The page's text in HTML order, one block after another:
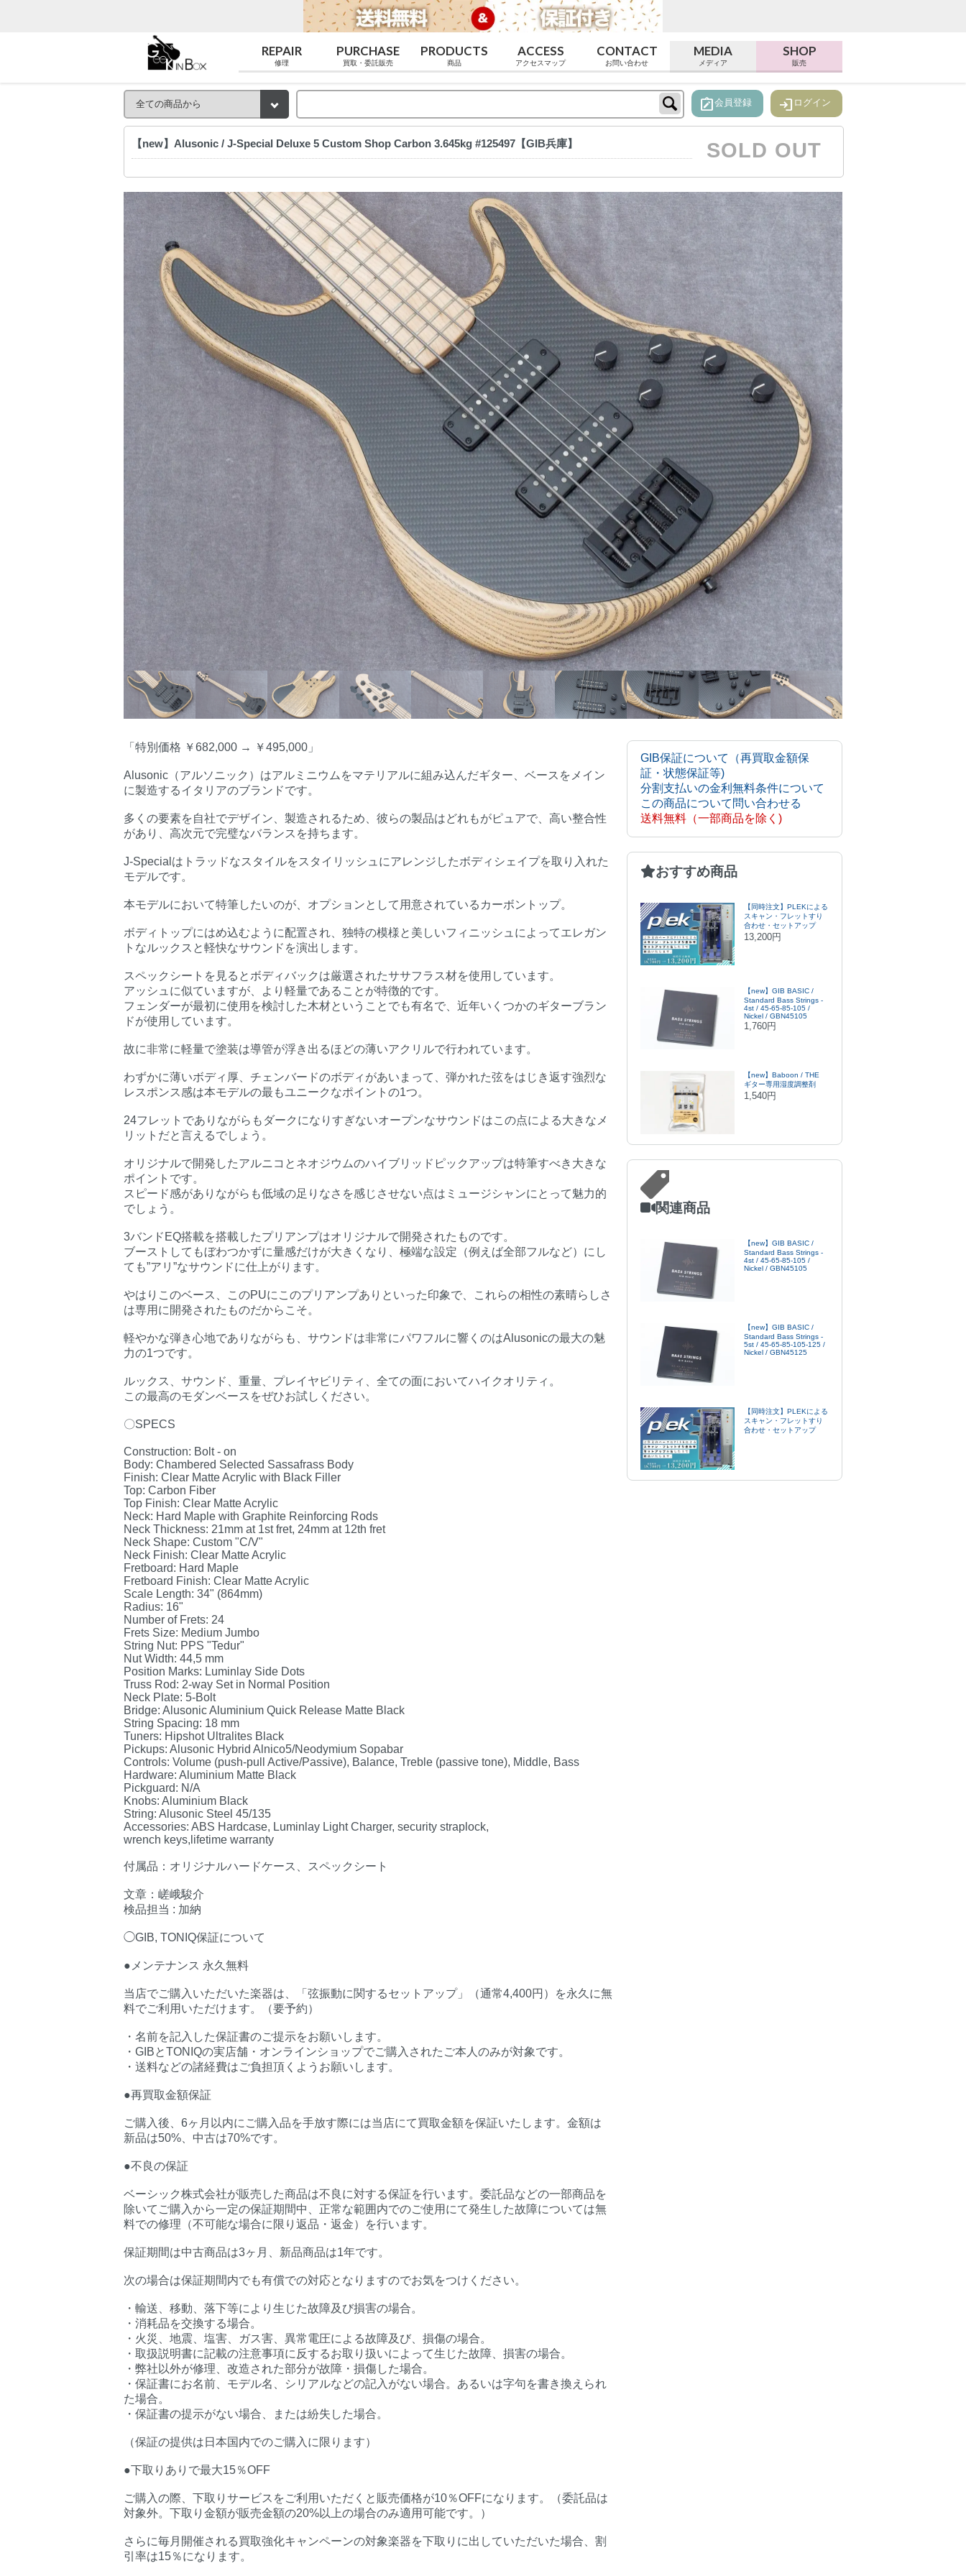
REPAIR
修理
PURCHASE
買取・委託販売
PRODUCTS
商品
ACCESS
アクセスマップ
CONTACT
お問い合わせ
MEDIA
メディア
SHOP
販売
note_alt会員登録 login ログイン
【new】Alusonic / J-Special Deluxe 5 Custom Shop Carbon 3.645kg #125497【GIB兵庫】 SOLD OUT
「特別価格 ￥682,000 → ￥495,000」
Alusonic（アルソニック）はアルミニウムをマテリアルに組み込んだギター、ベースをメイン
に製造するイタリアのブランドです。
多くの要素を自社でデザイン、製造されるため、彼らの製品はどれもがピュアで、高い整合性
があり、高次元で完璧なバランスを持ちます。
J-Specialはトラッドなスタイルをスタイリッシュにアレンジしたボディシェイプを取り入れた
モデルです。
本モデルにおいて特筆したいのが、オプションとして用意されているカーボントップ。
ボディトップにはめ込むように配置され、独特の模様と美しいフィニッシュによってエレガン
トなルックスと軽快なサウンドを演出します。
スペックシートを見るとボディバックは厳選されたササフラス材を使用しています。
アッシュに似ていますが、より軽量であることが特徴的です。
フェンダーが最初に使用を検討した木材ということでも有名で、近年いくつかのギターブラン
ドが使用しています。
故に非常に軽量で塗装は導管が浮き出るほどの薄いアクリルで行われています。
わずかに薄いボディ厚、チェンバードのボディがあいまって、弾かれた弦をはじき返す強烈な
レスポンス感は本モデルの最もユニークなポイントの1つ。
24フレットでありながらもダークになりすぎないオープンなサウンドはこの点による大きなメ
リットだと言えるでしょう。
オリジナルで開発したアルニコとネオジウムのハイブリッドピックアップは特筆すべき大きな
ポイントです。
スピード感がありながらも低域の足りなさを感じさせない点はミュージシャンにとって魅力的
でしょう。
3バンドEQ搭載を搭載したプリアンプはオリジナルで開発されたものです。
ブーストしてもぼわつかずに量感だけが大きくなり、極端な設定（例えば全部フルなど）にし
ても”アリ”なサウンドに仕上がります。
やはりこのベース、このPUにこのプリアンプありといった印象で、これらの相性の素晴らしさ
は専用に開発されたものだからこそ。
軽やかな弾き心地でありながらも、サウンドは非常にパワフルに響くのはAlusonicの最大の魅
力の1つです。
ルックス、サウンド、重量、プレイヤビリティ、全ての面においてハイクオリティ。
この最高のモダンベースをぜひお試しください。
〇SPECS
Construction: Bolt - on
Body: Chambered Selected Sassafrass Body
Finish: Clear Matte Acrylic with Black Filler
Top: Carbon Fiber
Top Finish: Clear Matte Acrylic
Neck: Hard Maple with Graphite Reinforcing Rods
Neck Thickness: 21mm at 1st fret, 24mm at 12th fret
Neck Shape: Custom "C/V"
Neck Finish: Clear Matte Acrylic
Fretboard: Hard Maple
Fretboard Finish: Clear Matte Acrylic
Scale Length: 34" (864mm)
Radius: 16"
Number of Frets: 24
Frets Size: Medium Jumbo
String Nut: PPS "Tedur"
Nut Width: 44,5 mm
Position Marks: Luminlay Side Dots
Truss Rod: 2-way Set in Normal Position
Neck Plate: 5-Bolt
Bridge: Alusonic Aluminium Quick Release Matte Black
String Spacing: 18 mm
Tuners: Hipshot Ultralites Black
Pickups: Alusonic Hybrid Alnico5/Neodymium Sopabar
Controls: Volume (push-pull Active/Passive), Balance, Treble (passive tone), Middle, Bass
Hardware: Aluminium Matte Black
Pickguard: N/A
Knobs: Aluminium Black
String: Alusonic Steel 45/135
Accessories: ABS Hardcase, Luminlay Light Charger, security straplock,
wrench keys,lifetime warranty
付属品：オリジナルハードケース、スペックシート
文章：嵯峨駿介
検品担当 : 加納
◯GIB, TONIQ保証について
●メンテナンス 永久無料
当店でご購入いただいた楽器は、「弦振動に関するセットアップ」（通常4,400円）を永久に無
料でご利用いただけます。（要予約）
・名前を記入した保証書のご提示をお願いします。
・GIBとTONIQの実店舗・オンラインショップでご購入されたご本人のみが対象です。
・送料などの諸経費はご負担頂くようお願いします。
●再買取金額保証
ご購入後、6ヶ月以内にご購入品を手放す際には当店にて買取金額を保証いたします。金額は
新品は50%、中古は70%です。
●不良の保証
ベーシック株式会社が販売した商品は不良に対する保証を行います。委託品などの一部商品を
除いてご購入から一定の保証期間中、正常な範囲内でのご使用にて発生した故障については無
料での修理（不可能な場合に限り返品・返金）を行います。
保証期間は中古商品は3ヶ月、新品商品は1年です。
次の場合は保証期間内でも有償での対応となりますのでお気をつけください。
・輸送、移動、落下等により生じた故障及び損害の場合。
・消耗品を交換する場合。
・火災、地震、塩害、ガス害、異常電圧による故障及び、損傷の場合。
・取扱説明書に記載の注意事項に反するお取り扱いによって生じた故障、損害の場合。
・弊社以外が修理、改造された部分が故障・損傷した場合。
・保証書にお名前、モデル名、シリアルなどの記入がない場合。あるいは字句を書き換えられ
た場合。
・保証書の提示がない場合、または紛失した場合。
（保証の提供は日本国内でのご購入に限ります）
●下取りありで最大15％OFF
ご購入の際、下取りサービスをご利用いただくと販売価格が10％OFFになります。（委託品は
対象外。下取り金額が販売金額の20%以上の場合のみ適用可能です。）
さらに毎月開催される買取強化キャンペーンの対象楽器を下取りに出していただいた場合、割
引率は15％になります。
GIB保証について（再買取金額保
証・状態保証等)
分割支払いの金利無料条件について
この商品について問い合わせる
送料無料（一部商品を除く)
おすすめ商品
【同時注文】PLEKによる
スキャン・フレットすり
合わせ・セットアップ
13,200円
【new】GIB BASIC /
Standard Bass Strings -
4st / 45-65-85-105 /
Nickel / GBN45105
1,760円
【new】Baboon / THE
ギター専用湿度調整剤
1,540円
関連商品
【new】GIB BASIC /
Standard Bass Strings -
4st / 45-65-85-105 /
Nickel / GBN45105
【new】GIB BASIC /
Standard Bass Strings -
5st / 45-65-85-105-125 /
Nickel / GBN45125
【同時注文】PLEKによる
スキャン・フレットすり
合わせ・セットアップ